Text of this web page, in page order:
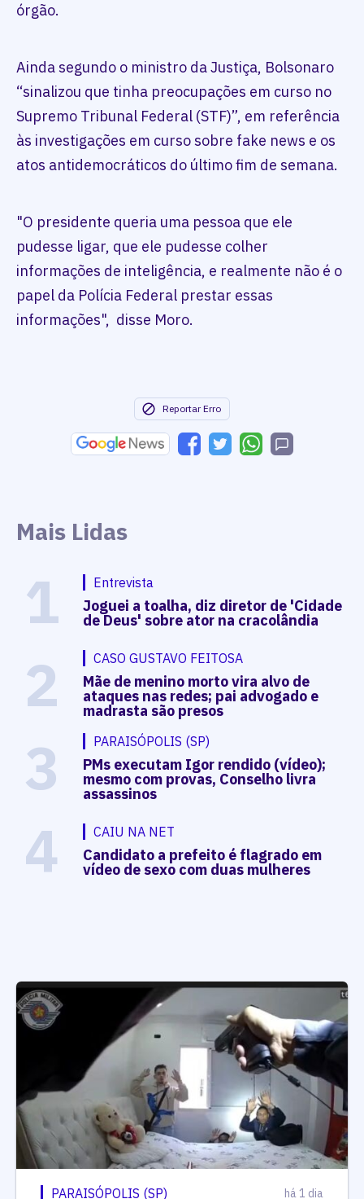
órgão.
Ainda segundo o ministro da Justiça, Bolsonaro
“sinalizou que tinha preocupações em curso no
Supremo Tribunal Federal (STF)”, em referência
às investigações em curso sobre fake news e os
atos antidemocráticos do último fim de semana.
"O presidente queria uma pessoa que ele
pudesse ligar, que ele pudesse colher
informações de inteligência, e realmente não é o
papel da Polícia Federal prestar essas
informações", disse Moro.
Reportar Erro
Mais Lidas
1 Entrevista
Joguei a toalha, diz diretor de 'Cidade
de Deus' sobre ator na cracolândia
2 CASO GUSTAVO FEITOSA
Mãe de menino morto vira alvo de
ataques nas redes; pai advogado e
madrasta são presos
3 PARAISÓPOLIS (SP)
PMs executam Igor rendido (vídeo);
mesmo com provas, Conselho livra
assassinos
4 CAIU NA NET
Candidato a prefeito é flagrado em
vídeo de sexo com duas mulheres
PARAISÓPOLIS (SP) há 1 dia